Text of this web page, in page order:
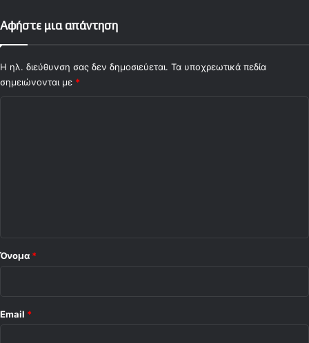
Αφήστε μια απάντηση
Η ηλ. διεύθυνση σας δεν δημοσιεύεται. Τα υποχρεωτικά πεδία
σημειώνονται με *
Όνομα *
Email *